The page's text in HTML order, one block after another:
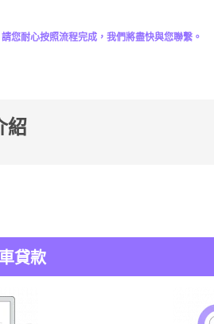
您耐心按照流程完成，我們將盡快與您聯繫。
紹
貸款